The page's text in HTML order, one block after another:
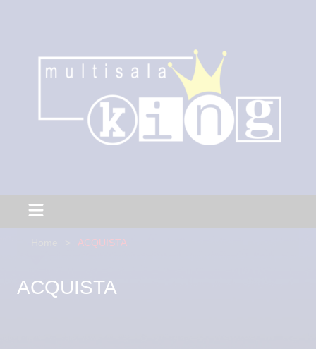
ACQUISTA
ACQUISTA